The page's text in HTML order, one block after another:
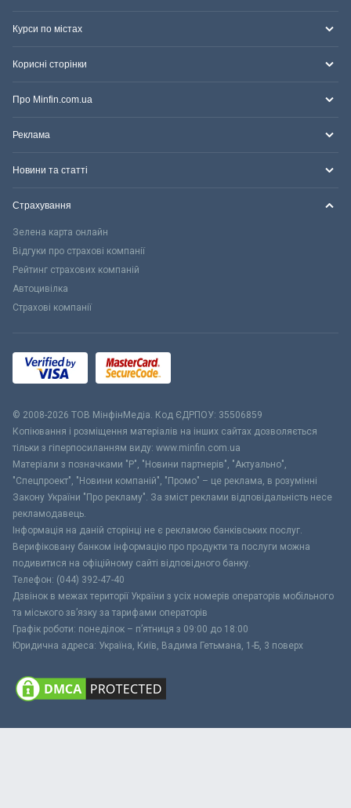
Курси по містах
Корисні сторінки
Про Minfin.com.ua
Реклама
Новини та статті
Страхування
Зелена карта онлайн
Відгуки про страхові компанії
Рейтинг страхових компаній
Автоцивілка
Страхові компанії
© 2008-2026 ТОВ МiнфiнМедiа. Код ЄДРПОУ: 35506859
Копіювання і розміщення матеріалів на інших сайтах дозволяється
тільки з гіперпосиланням виду: www.minfin.com.ua
Матеріали з позначками "Р", "Новини партнерів", "Актуально",
"Спецпроект", "Новини компаній", "Промо" – це реклама, в розумінні
Закону України "Про рекламу". За зміст реклами відповідальність несе
рекламодавець.
Інформація на даній сторінці не є рекламою банківських послуг.
Верифіковану банком інформацію про продукти та послуги можна
подивитися на офіційному сайті відповідного банку.
Телефон: (044) 392-47-40
Дзвінок в межах території України з усіх номерів операторів мобільного
та міського зв’язку за тарифами операторів
Графік роботи: понеділок – п’ятниця з 09:00 до 18:00
Юридична адреса: Україна, Київ, Вадима Гетьмана, 1-Б, 3 поверх